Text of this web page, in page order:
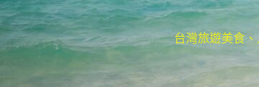
台灣旅遊美食